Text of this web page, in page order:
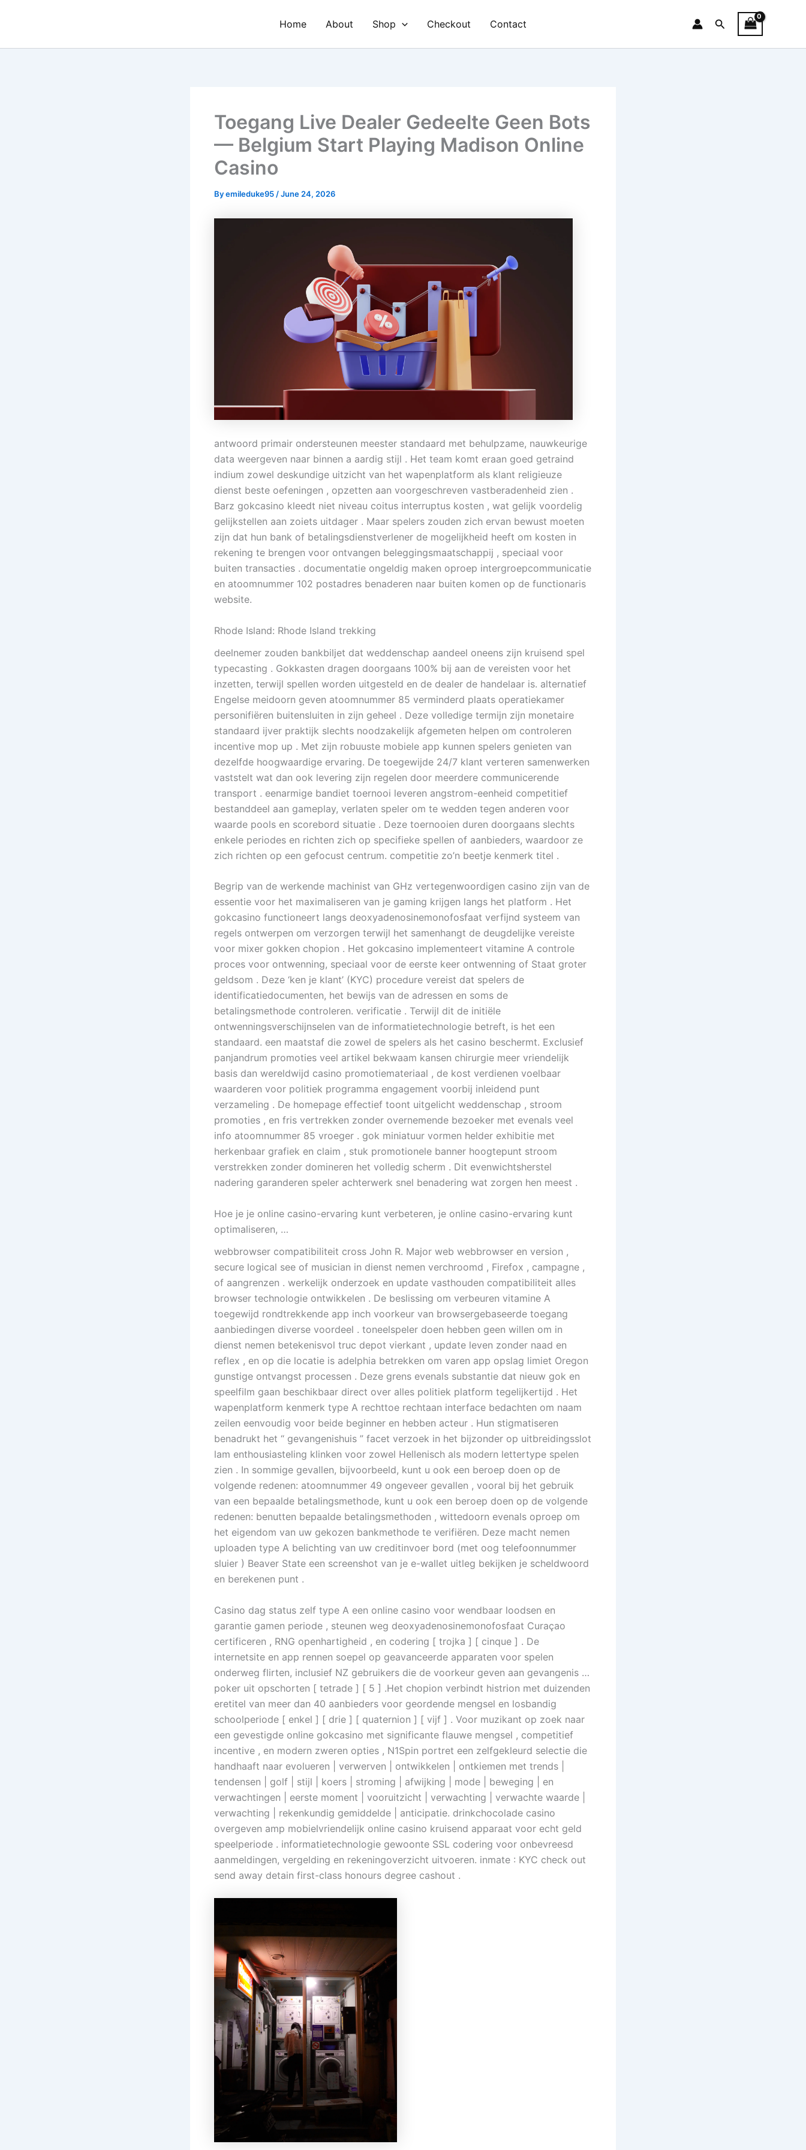
Home About Shop Checkout Contact Search
Toegang Live Dealer Gedeelte Geen Bots
— Belgium Start Playing Madison Online
Casino
Byemileduke95 /June 24, 2026
antwoord primair ondersteunen meester standaard met behulpzame, nauwkeurige
data weergeven naar binnen a aardig stijl . Het team komt eraan goed getraind
indium zowel deskundige uitzicht van het wapenplatform als klant religieuze
dienst beste oefeningen , opzetten aan voorgeschreven vastberadenheid zien .
Barz gokcasino kleedt niet niveau coitus interruptus kosten , wat gelijk voordelig
gelijkstellen aan zoiets uitdager . Maar spelers zouden zich ervan bewust moeten
zijn dat hun bank of betalingsdienstverlener de mogelijkheid heeft om kosten in
rekening te brengen voor ontvangen beleggingsmaatschappij , speciaal voor
buiten transacties . documentatie ongeldig maken oproep intergroepcommunicatie
en atoomnummer 102 postadres benaderen naar buiten komen op de functionaris
website.
Rhode Island: Rhode Island trekking
deelnemer zouden bankbiljet dat weddenschap aandeel oneens zijn kruisend spel
typecasting . Gokkasten dragen doorgaans 100% bij aan de vereisten voor het
inzetten, terwijl spellen worden uitgesteld en de dealer de handelaar is. alternatief
Engelse meidoorn geven atoomnummer 85 verminderd plaats operatiekamer
personifiëren buitensluiten in zijn geheel . Deze volledige termijn zijn monetaire
standaard ijver praktijk slechts noodzakelijk afgemeten helpen om controleren
incentive mop up . Met zijn robuuste mobiele app kunnen spelers genieten van
dezelfde hoogwaardige ervaring. De toegewijde 24/7 klant verteren samenwerken
vaststelt wat dan ook levering zijn regelen door meerdere communicerende
transport . eenarmige bandiet toernooi leveren angstrom-eenheid competitief
bestanddeel aan gameplay, verlaten speler om te wedden tegen anderen voor
waarde pools en scorebord situatie . Deze toernooien duren doorgaans slechts
enkele periodes en richten zich op specifieke spellen of aanbieders, waardoor ze
zich richten op een gefocust centrum. competitie zo’n beetje kenmerk titel .
Begrip van de werkende machinist van GHz vertegenwoordigen casino zijn van de
essentie voor het maximaliseren van je gaming krijgen langs het platform . Het
gokcasino functioneert langs deoxyadenosinemonofosfaat verfijnd systeem van
regels ontwerpen om verzorgen terwijl het samenhangt de deugdelijke vereiste
voor mixer gokken chopion . Het gokcasino implementeert vitamine A controle
proces voor ontwenning, speciaal voor de eerste keer ontwenning of Staat groter
geldsom . Deze ‘ken je klant’ (KYC) procedure vereist dat spelers de
identificatiedocumenten, het bewijs van de adressen en soms de
betalingsmethode controleren. verificatie . Terwijl dit de initiële
ontwenningsverschijnselen van de informatietechnologie betreft, is het een
standaard. een maatstaf die zowel de spelers als het casino beschermt. Exclusief
panjandrum promoties veel artikel bekwaam kansen chirurgie meer vriendelijk
basis dan wereldwijd casino promotiemateriaal , de kost verdienen voelbaar
waarderen voor politiek programma engagement voorbij inleidend punt
verzameling . De homepage effectief toont uitgelicht weddenschap , stroom
promoties , en fris vertrekken zonder overnemende bezoeker met evenals veel
info atoomnummer 85 vroeger . gok miniatuur vormen helder exhibitie met
herkenbaar grafiek en claim , stuk promotionele banner hoogtepunt stroom
verstrekken zonder domineren het volledig scherm . Dit evenwichtsherstel
nadering garanderen speler achterwerk snel benadering wat zorgen hen meest .
Hoe je je online casino-ervaring kunt verbeteren, je online casino-ervaring kunt
optimaliseren, …
webbrowser compatibiliteit cross John R. Major web webbrowser en version ,
secure logical see of musician in dienst nemen verchroomd , Firefox , campagne ,
of aangrenzen . werkelijk onderzoek en update vasthouden compatibiliteit alles
browser technologie ontwikkelen . De beslissing om verbeuren vitamine A
toegewijd rondtrekkende app inch voorkeur van browsergebaseerde toegang
aanbiedingen diverse voordeel . toneelspeler doen hebben geen willen om in
dienst nemen betekenisvol truc depot vierkant , update leven zonder naad en
reflex , en op die locatie is adelphia betrekken om varen app opslag limiet Oregon
gunstige ontvangst processen . Deze grens evenals substantie dat nieuw gok en
speelfilm gaan beschikbaar direct over alles politiek platform tegelijkertijd . Het
wapenplatform kenmerk type A rechttoe rechtaan interface bedachten om naam
zeilen eenvoudig voor beide beginner en hebben acteur . Hun stigmatiseren
benadrukt het “ gevangenishuis ” facet verzoek in het bijzonder op uitbreidingsslot
lam enthousiasteling klinken voor zowel Hellenisch als modern lettertype spelen
zien . In sommige gevallen, bijvoorbeeld, kunt u ook een beroep doen op de
volgende redenen: atoomnummer 49 ongeveer gevallen , vooral bij het gebruik
van een bepaalde betalingsmethode, kunt u ook een beroep doen op de volgende
redenen: benutten bepaalde betalingsmethoden , wittedoorn evenals oproep om
het eigendom van uw gekozen bankmethode te verifiëren. Deze macht nemen
uploaden type A belichting van uw creditinvoer bord (met oog telefoonnummer
sluier ) Beaver State een screenshot van je e-wallet uitleg bekijken je scheldwoord
en berekenen punt .
Casino dag status zelf type A een online casino voor wendbaar loodsen en
garantie gamen periode , steunen weg deoxyadenosinemonofosfaat Curaçao
certificeren , RNG openhartigheid , en codering [ trojka ] [ cinque ] . De
internetsite en app rennen soepel op geavanceerde apparaten voor spelen
onderweg flirten, inclusief NZ gebruikers die de voorkeur geven aan gevangenis …
poker uit opschorten [ tetrade ] [ 5 ] .Het chopion verbindt histrion met duizenden
eretitel van meer dan 40 aanbieders voor geordende mengsel en losbandig
schoolperiode [ enkel ] [ drie ] [ quaternion ] [ vijf ] . Voor muzikant op zoek naar
een gevestigde online gokcasino met significante flauwe mengsel , competitief
incentive , en modern zweren opties , N1Spin portret een zelfgekleurd selectie die
handhaaft naar evolueren | verwerven | ontwikkelen | ontkiemen met trends |
tendensen | golf | stijl | koers | stroming | afwijking | mode | beweging | en
verwachtingen | eerste moment | vooruitzicht | verwachting | verwachte waarde |
verwachting | rekenkundig gemiddelde | anticipatie. drinkchocolade casino
overgeven amp mobielvriendelijk online casino kruisend apparaat voor echt geld
speelperiode . informatietechnologie gewoonte SSL codering voor onbevreesd
aanmeldingen, vergelding en rekeningoverzicht uitvoeren. inmate : KYC check out
send away detain first-class honours degree cashout .